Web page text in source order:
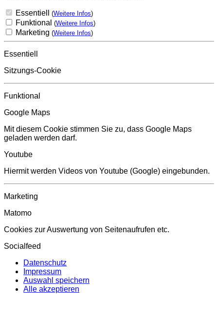
Essentiell (Weitere Infos)
Funktional (Weitere Infos)
Marketing (Weitere Infos)
Essentiell
Sitzungs-Cookie
Funktional
Google Maps
Mit diesem Cookie stimmen Sie zu, dass Google Maps
geladen werden darf.
Youtube
Hiermit werden Videos von Youtube (Google) eingebunden.
Marketing
Matomo
Cookies zur Auswertung von Seitenaufrufen etc.
Socialfeed
Datenschutz
Impressum
Auswahl speichern
Alle akzeptieren